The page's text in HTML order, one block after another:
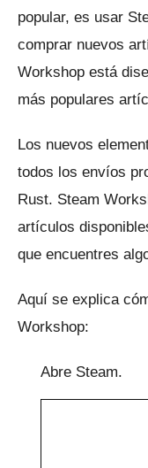
popular, es usar
comprar nuevos
Workshop está
más populares
Los nuevos
todos los envíos
Rust. Steam
artículos
que encuentres
Aquí se explica
Workshop:
Abre Steam.